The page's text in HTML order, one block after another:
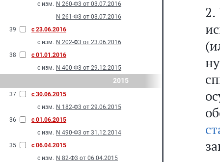
с изм. N 260-Ф3 от 03.07.2016
N 261-Ф3 от 03.07.2016
39
с 23.06.2016
с изм. N 202-Ф3 от 23.06.2016
38
с 01.01.2016
с изм. N 400-Ф3 от 29.12.2015
2015
37
с 30.06.2015
с изм. N 182-Ф3 от 29.06.2015
36
с 01.06.2015
с изм. N 490-Ф3 от 31.12.2014
35
с 06.04.2015
с изм. N 82-Ф3 от 06.04.2015
2.